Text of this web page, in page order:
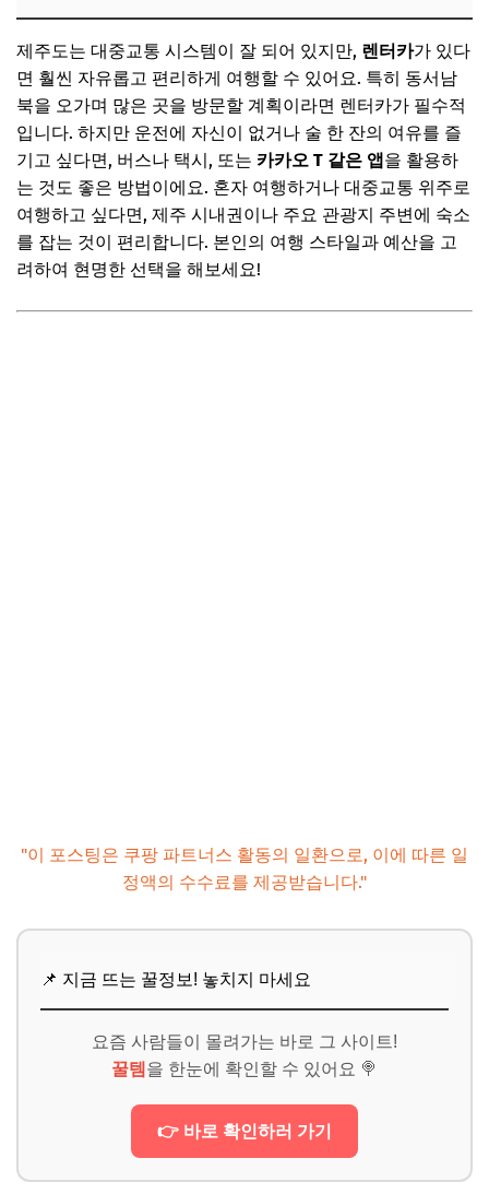
칠성통과 지하상가에서 쇼핑의 즐거움
제주공항 근처 맛집에서 마지막 만찬
면세점 이용 팁
📌 지금 뜨는 꿀정보! 놓치지 마세요
추가할인 코드 WRVE6
2박 3일 제주 여행 예산, 절약 꿀팁 대방출!
항공권/숙소 최저가 예약 노하우
식비 절약! 로컬 맛집 & 편의점 활용법
제주도는 대중교통 시스템이 잘 되어 있지만, 렌터카가 있다
면 훨씬 자유롭고 편리하게 여행할 수 있어요. 특히 동서남
북을 오가며 많은 곳을 방문할 계획이라면 렌터카가 필수적
입니다. 하지만 운전에 자신이 없거나 술 한 잔의 여유를 즐
기고 싶다면, 버스나 택시, 또는 카카오 T 같은 앱을 활용하
는 것도 좋은 방법이에요. 혼자 여행하거나 대중교통 위주로
여행하고 싶다면, 제주 시내권이나 주요 관광지 주변에 숙소
를 잡는 것이 편리합니다. 본인의 여행 스타일과 예산을 고
려하여 현명한 선택을 해보세요!
"이 포스팅은 쿠팡 파트너스 활동의 일환으로, 이에 따른 일
정액의 수수료를 제공받습니다."
📌 지금 뜨는 꿀정보! 놓치지 마세요
요즘 사람들이 몰려가는 바로 그 사이트!
꿀템 을 한눈에 확인할 수 있어요 🍭
👉 바로 확인하러 가기